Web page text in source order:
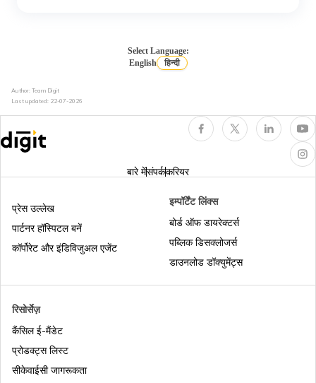
बिना ओटीपी के आधार कार्ड डाउनलोड
पैन कार्ड बनाम आधार कार्ड
Select Language:
English
हिन्दी
Author: Team Digit
Last updated: 22-07-2026
बारे मेंसंपर्ककरियर
रिसोर्सेज़
कैंसिल ई-मैंडेट
प्रोडक्ट्स लिस्ट
सीकेवाईसी जागरूकता
प्रेस उल्लेख
पार्टनर हॉस्पिटल बनें
कॉर्पोरेट और इंडिविजुअल एजेंट
इम्पॉर्टेंट लिंक्स
बोर्ड ऑफ डायरेक्टर्स
पब्लिक डिसक्लोजर्स
डाउनलोड डॉक्युमेंट्स